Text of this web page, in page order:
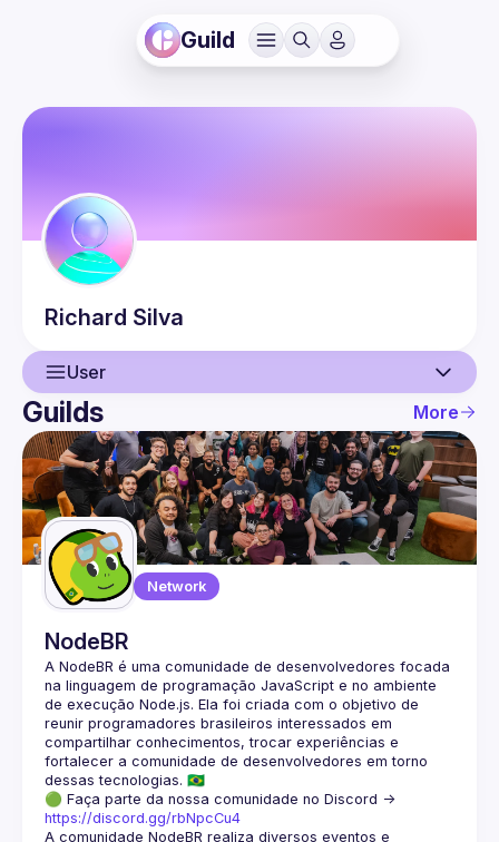
Guild
Richard Silva
User
User
Events
Guilds
Guilds More
Network
NodeBR
A NodeBR é uma comunidade de desenvolvedores focada
na linguagem de programação JavaScript e no ambiente
de execução Node.js. Ela foi criada com o objetivo de
reunir programadores brasileiros interessados em
compartilhar conhecimentos, trocar experiências e
fortalecer a comunidade de desenvolvedores em torno
🟢 Faça parte da nossa comunidade no Discord ->
https://discord.gg/rbNpcCu4
A comunidade NodeBR realiza diversos eventos e